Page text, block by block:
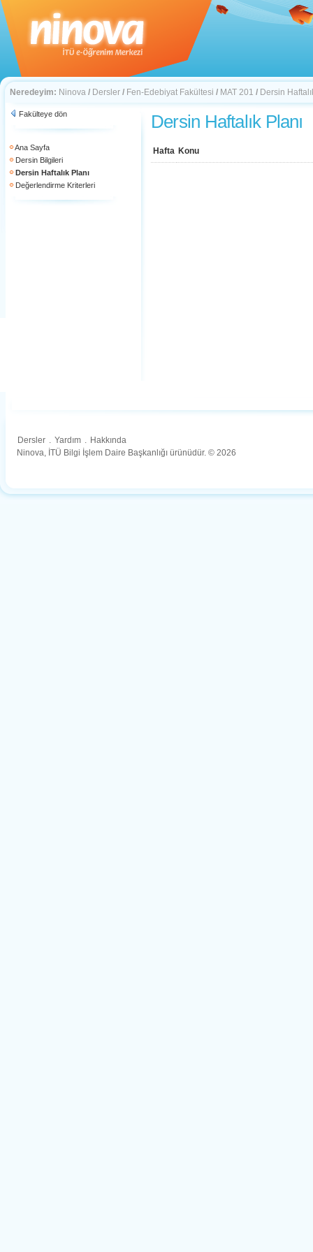
Neredeyim: Ninova / Dersler / Fen-Edebiyat Fakültesi / MAT 201 / Dersin
Fakülteye dön
Ana Sayfa
Dersin Bilgileri
Dersin Haftalık Planı
Değerlendirme Kriterleri
Dersin Haftalık Planı
Hafta Konu
Dersler . Yardım . Hakkında
Ninova, İTÜ Bilgi İşlem Daire Başkanlığı ürünüdür. © 2026